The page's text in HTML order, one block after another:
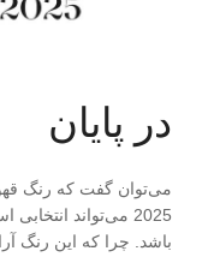
در پایان
2025 می‌تواند
باشد. چرا که این رنگ